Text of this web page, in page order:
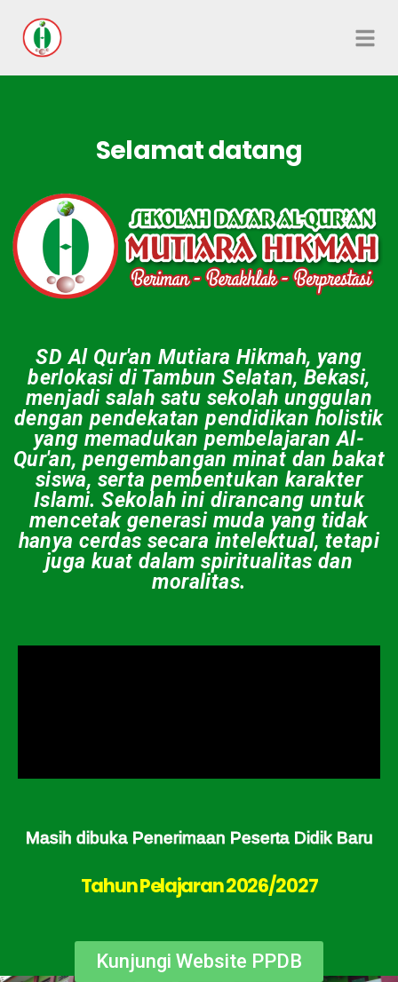
Selamat datang
SD Al Qur'an Mutiara Hikmah, yang
berlokasi di Tambun Selatan, Bekasi,
menjadi salah satu sekolah unggulan
dengan pendekatan pendidikan holistik
yang memadukan pembelajaran Al-
Qur'an, pengembangan minat dan bakat
siswa, serta pembentukan karakter
Islami. Sekolah ini dirancang untuk
mencetak generasi muda yang tidak
hanya cerdas secara intelektual, tetapi
juga kuat dalam spiritualitas dan
moralitas.
Masih dibuka Penerimaan Peserta Didik Baru
Tahun Pelajaran 2026/2027
Kunjungi Website PPDB